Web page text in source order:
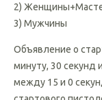
1) Начинающие
2)
3) Мужчины
Объявление о
минуту, 30 секунд